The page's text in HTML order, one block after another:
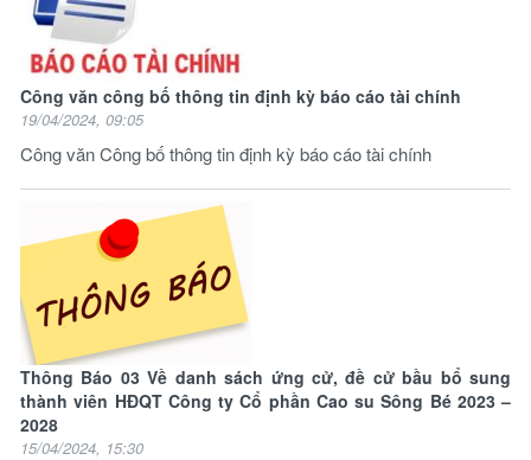
Công văn công bố thông tin định kỳ báo cáo tài chính
19/04/2024, 09:05
Công văn Công bố thông tin định kỳ báo cáo tài chính
Thông Báo 03 Về danh sách ứng cử, đề cử bầu bổ sung
thành viên HĐQT Công ty Cổ phần Cao su Sông Bé 2023 –
2028
15/04/2024, 15:30